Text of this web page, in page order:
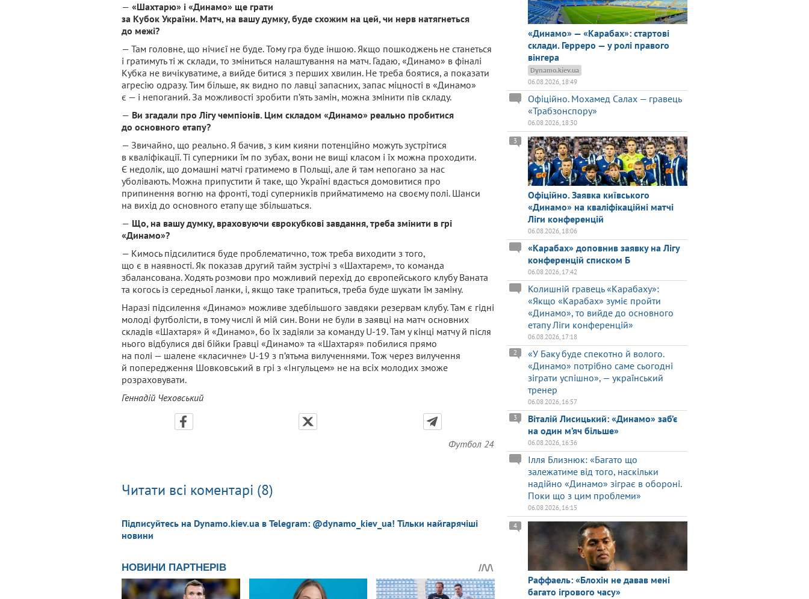
— «Шахтарю» і «Динамо» ще грати
за Кубок України. Матч, на вашу думку, буде схожим на цей, чи нерв натягнеться
до межі?
— Там головне, що нічиєї не буде. Тому гра буде іншою. Якщо пошкоджень не станеться
і гратимуть ті ж склади, то зміниться налаштування на матч. Гадаю, «Динамо» в фіналі
Кубка не вичікуватиме, а вийде битися з перших хвилин. Не треба боятися, а показати
агресію одразу. Тим більше, як видно по лавці запасних, запас міцності в «Динамо»
є — і непоганий. За можливості зробити п’ять замін, можна змінити пів складу.
— Ви згадали про Лігу чемпіонів. Цим складом «Динамо» реально пробитися
до основного етапу?
— Звичайно, що реально. Я бачив, з ким кияни потенційно можуть зустрітися
в кваліфікації. Ті суперники їм по зубах, вони не вищі класом і їх можна проходити.
Є недолік, що домашні матчі гратимемо в Польщі, але й там непогано за нас
уболівають. Можна припустити й таке, що Україні вдасться домовитися про
припинення вогню на фронті, тоді суперників прийматимемо на своєму полі. Шанси
на вихід до основного етапу ще збільшаться.
— Що, на вашу думку, враховуючи єврокубкові завдання, треба змінити в грі
«Динамо»?
— Кимось підсилитися буде проблематично, тож треба виходити з того,
що є в наявності. Як показав другий тайм зустрічі з «Шахтарем», то команда
збалансована. Ходять розмови про можливий перехід до європейського клубу Ваната
та когось із середньої ланки, і, якщо таке трапиться, треба буде шукати їм заміну.
Наразі підсилення «Динамо» можливе здебільшого завдяки резервам клубу. Там є гідні
молоді футболісти, в тому числі й мій син. Вони не були в заявці на матч основних
складів «Шахтаря» й «Динамо», бо їх задіяли за команду U-19. Там у кінці матчу й після
нього відбулися дві бійки Гравці «Динамо» та «Шахтаря» побилися прямо
на полі — шалене «класичне» U-19 з п’ятьма вилученнями. Тож через вилучення
й попередження Шовковський в грі з «Інгульцем» не на всіх молодих зможе
розраховувати.
Геннадій Чеховський
Футбол 24
Читати всі коментарі (8)
Підписуйтесь на Dynamo.kiev.ua в Telegram: @dynamo_kiev_ua! Тільки найгарячіші
новини
«Динамо» — «Карабах»: стартові
склади. Герреро — у ролі правого
вінгера
Dynamo.kiev.ua
06.08.2026, 18:49
Офіційно. Мохамед Салах — гравець
«Трабзонспору»
06.08.2026, 18:30
Офіційно. Заявка київського
«Динамо» на кваліфікаційні матчі
Ліги конференцій
3
06.08.2026, 18:06
«Карабах» доповнив заявку на Лігу
конференцій списком Б
06.08.2026, 17:42
Колишній гравець «Карабаху»:
«Якщо «Карабах» зуміє пройти
«Динамо», то вийде до основного
етапу Ліги конференцій»
06.08.2026, 17:18
«У Баку буде спекотно й волого.
«Динамо» потрібно саме сьогодні
зіграти успішно», — український
тренер
2
06.08.2026, 16:57
Віталій Лисицький: «Динамо» заб’є
на один м’яч більше»
3
06.08.2026, 16:36
Ілля Близнюк: «Багато що
залежатиме від того, наскільки
надійно «Динамо» зіграє в обороні.
Поки що з цим проблеми»
06.08.2026, 16:15
Раффаель: «Блохін не давав мені
багато ігрового часу»
4